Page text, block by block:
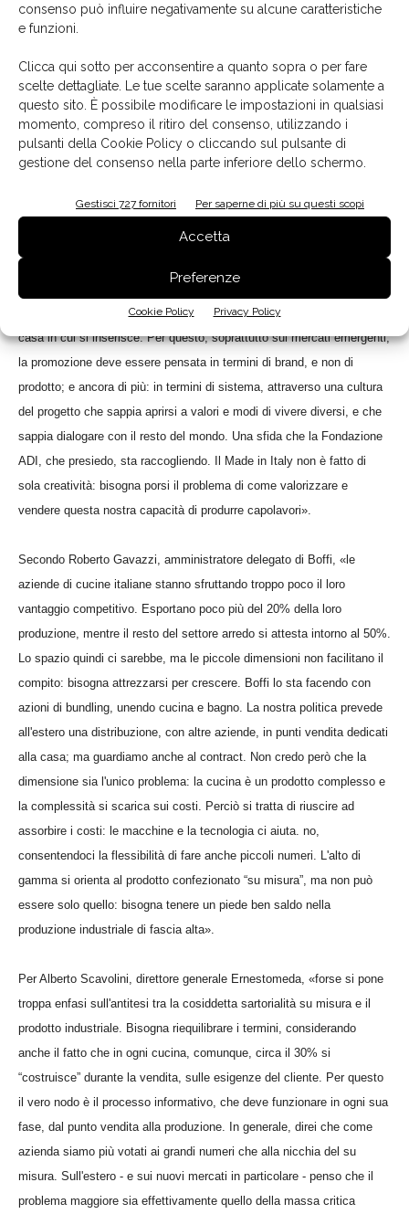
consenso può influire negativamente su alcune caratteristiche
e funzioni.
Clicca qui sotto per acconsentire a quanto sopra o per fare
scelte dettagliate. Le tue scelte saranno applicate solamente a
questo sito. È possibile modificare le impostazioni in qualsiasi
momento, compreso il ritiro del consenso, utilizzando i
pulsanti della Cookie Policy o cliccando sul pulsante di
gestione del consenso nella parte inferiore dello schermo.
Gestisci 727 fornitori Per saperne di più su questi scopi
Accetta
Preferenze
Cookie Policy Privacy Policy
«Chi, come me, rappresenta una multinazionale come Electrolux, non
Graziano Lazzarotto, direttore commerciale built-in di Electrolux Italia
e vicepresidente ADI. - Tuttavia, nei rapporti con i nostri partner italiani
dobbiamo cercare di guardare le cose anche dal loro punto di vista. Si
assiste, a livello mondiale, a un processo di concentrazione che crea
gruppi di grandissime dimensioni.
dell'eccellenza, che si colloca in quella che definirei una “nicchia
globale dell'eccellenza”: prodotti e brand che i consumatori stessi
sono disposti ad andare a ricercare. Teniamo presente che la cucina,
componenti ed è sempre da personalizzare, in base all'ambiente della
casa in cui si inserisce. Per questo, soprattutto sui mercati emergenti,
la promozione deve essere pensata in termini di brand, e non di
prodotto; e ancora di più: in termini di sistema, attraverso una cultura
del progetto che sappia aprirsi a valori e modi di vivere diversi, e che
sappia dialogare con il resto del mondo. Una sfida che la Fondazione
ADI, che presiedo, sta raccogliendo. Il Made in Italy non è fatto di
sola creatività: bisogna porsi il problema di come valorizzare e
vendere questa nostra capacità di produrre capolavori».
Secondo Roberto Gavazzi, amministratore delegato di Boffi, «le
aziende di cucine italiane stanno sfruttando troppo poco il loro
vantaggio competitivo. Esportano poco più del 20% della loro
produzione, mentre il resto del settore arredo si attesta intorno al 50%.
Lo spazio quindi ci sarebbe, ma le piccole dimensioni non facilitano il
compito: bisogna attrezzarsi per crescere. Boffi lo sta facendo con
azioni di bundling, unendo cucina e bagno. La nostra politica prevede
all'estero una distribuzione, con altre aziende, in punti vendita dedicati
alla casa; ma guardiamo anche al contract. Non credo però che la
dimensione sia l'unico problema: la cucina è un prodotto complesso e
la complessità si scarica sui costi. Perciò si tratta di riuscire ad
assorbire i costi: le macchine e la tecnologia ci aiuta. no,
consentendoci la flessibilità di fare anche piccoli numeri. L'alto di
gamma si orienta al prodotto confezionato “su misura”, ma non può
essere solo quello: bisogna tenere un piede ben saldo nella
produzione industriale di fascia alta».
Per Alberto Scavolini, direttore generale Ernestomeda, «forse si pone
troppa enfasi sull'antitesi tra la cosiddetta sartorialità su misura e il
prodotto industriale. Bisogna riequilibrare i termini, considerando
anche il fatto che in ogni cucina, comunque, circa il 30% si
“costruisce” durante la vendita, sulle esigenze del cliente. Per questo
il vero nodo è il processo informativo, che deve funzionare in ogni sua
fase, dal punto vendita alla produzione. In generale, direi che come
azienda siamo più votati ai grandi numeri che alla nicchia del su
misura. Sull'estero - e sui nuovi mercati in particolare - penso che il
problema maggiore sia effettivamente quello della massa critica